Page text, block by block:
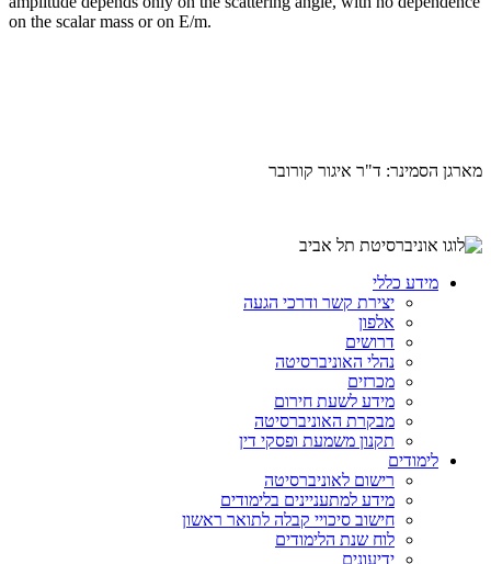
on the scalar mass or on E/m.
מארגן הסמינר: ד"ר איגור קורובר
מידע כללי
יצירת קשר ודרכי הגעה
אלפון
דרושים
נהלי האוניברסיטה
מכרזים
מידע לשעת חירום
מבקרת האוניברסיטה
תקנון משמעת ופסקי דין
לימודים
רישום לאוניברסיטה
מידע למתעניינים בלימודים
חישוב סיכויי קבלה לתואר ראשון
לוח שנת הלימודים
ידיעונים